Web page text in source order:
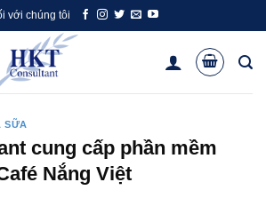
với chúng tôi
SỮA
cung cấp phần mềm
Nắng Việt